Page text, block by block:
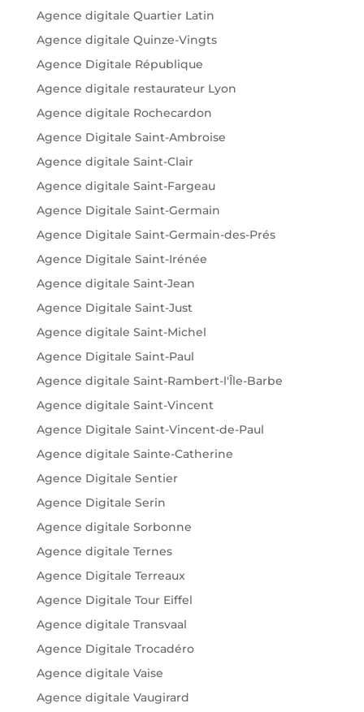
Agence digitale Quartier Latin
Agence digitale Quinze-Vingts
Agence Digitale République
Agence digitale restaurateur Lyon
Agence digitale Rochecardon
Agence Digitale Saint-Ambroise
Agence digitale Saint-Clair
Agence digitale Saint-Fargeau
Agence Digitale Saint-Germain
Agence Digitale Saint-Germain-des-Prés
Agence Digitale Saint-Irénée
Agence digitale Saint-Jean
Agence Digitale Saint-Just
Agence digitale Saint-Michel
Agence Digitale Saint-Paul
Agence digitale Saint-Rambert-l'Île-Barbe
Agence digitale Saint-Vincent
Agence Digitale Saint-Vincent-de-Paul
Agence digitale Sainte-Catherine
Agence Digitale Sentier
Agence Digitale Serin
Agence digitale Sorbonne
Agence digitale Ternes
Agence Digitale Terreaux
Agence Digitale Tour Eiffel
Agence digitale Transvaal
Agence Digitale Trocadéro
Agence digitale Vaise
Agence digitale Vaugirard